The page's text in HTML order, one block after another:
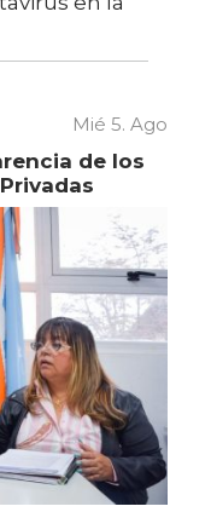
Mié 5. Ago
de los